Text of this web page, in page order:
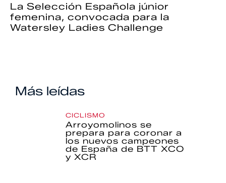
La Selección Española júnior
femenina, convocada para la
Watersley Ladies Challenge
Más leídas
CICLISMO
Arroyomolinos se
prepara para coronar a
los nuevos campeones
de España de BTT XCO
y XCR